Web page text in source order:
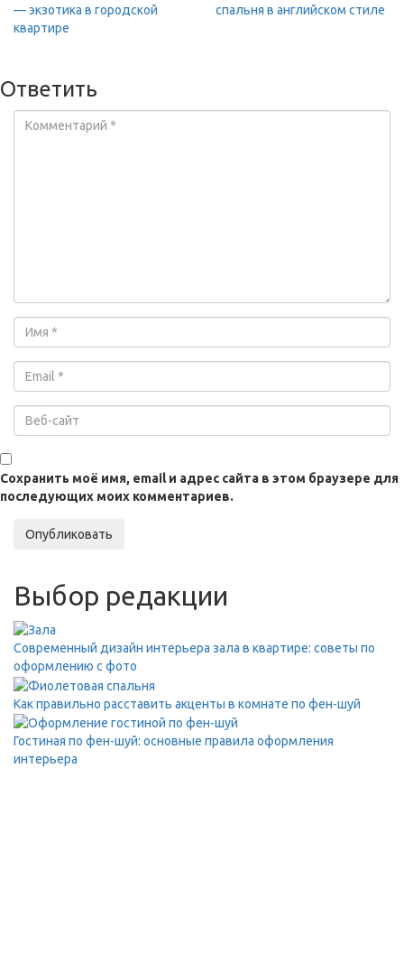
— экзотика в городской
квартире
спальня в английском стиле
Ответить
Сохранить моё имя, email и адрес сайта в этом браузере для
последующих моих комментариев.
Опубликовать
Выбор редакции
Современный дизайн интерьера зала в квартире: советы по
оформлению с фото
Как правильно расставить акценты в комнате по фен-шуй
Гостиная по фен-шуй: основные правила оформления
интерьера